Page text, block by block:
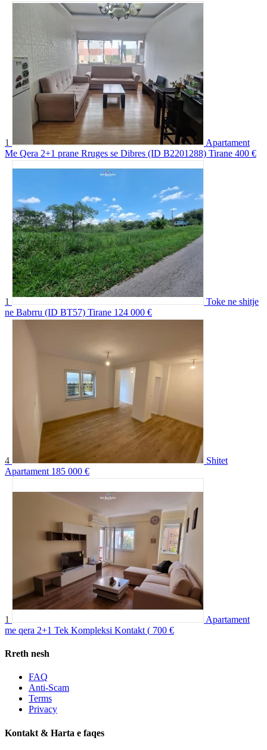
1
Apartament
Me Qera 2+1 prane Rruges se Dibres (ID B2201288) Tirane 400 €
1
Toke ne shitje
ne Babrru (ID BT57) Tirane 124 000 €
4
Shitet
Apartament 185 000 €
1
Apartament
me qera 2+1 Tek Kompleksi Kontakt ( 700 €
Rreth nesh
FAQ
Anti-Scam
Terms
Privacy
Kontakt & Harta e faqes